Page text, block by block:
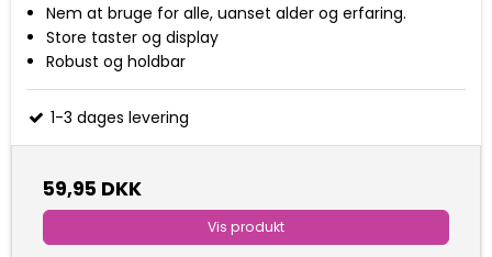
Nem at bruge for alle, uanset alder og erfaring.
Store taster og display
Robust og holdbar
1-3 dages levering
59,95 DKK
Vis produkt